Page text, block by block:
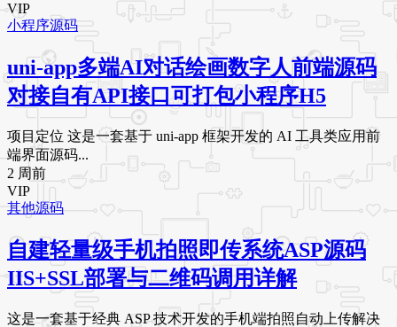
VIP
小程序源码
uni-app多端AI对话绘画数字人前端源码
对接自有API接口可打包小程序H5
项目定位 这是一套基于 uni-app 框架开发的 AI 工具类应用前
端界面源码...
2 周前
VIP
其他源码
自建轻量级手机拍照即传系统ASP源码
IIS+SSL部署与二维码调用详解
这是一套基于经典 ASP 技术开发的手机端拍照自动上传解决